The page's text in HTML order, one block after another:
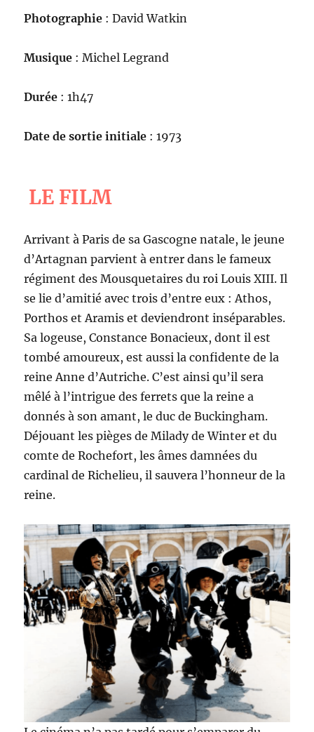
Photographie : David Watkin
Musique : Michel Legrand
Durée : 1h47
Date de sortie initiale : 1973
LE FILM
Arrivant à Paris de sa Gascogne natale, le jeune
d’Artagnan parvient à entrer dans le fameux
régiment des Mousquetaires du roi Louis XIII. Il
se lie d’amitié avec trois d’entre eux : Athos,
Porthos et Aramis et deviendront inséparables.
Sa logeuse, Constance Bonacieux, dont il est
tombé amoureux, est aussi la confidente de la
reine Anne d’Autriche. C’est ainsi qu’il sera
mêlé à l’intrigue des ferrets que la reine a
donnés à son amant, le duc de Buckingham.
Déjouant les pièges de Milady de Winter et du
comte de Rochefort, les âmes damnées du
cardinal de Richelieu, il sauvera l’honneur de la
reine.